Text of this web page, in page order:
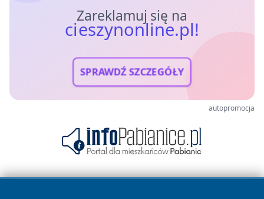
Zareklamuj się na
cieszynonline.pl!
SPRAWDŹ SZCZEGÓŁY
autopromocja